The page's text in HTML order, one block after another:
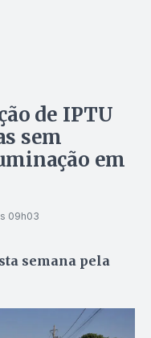
de IPTU
sem
em
09h03
semana pela